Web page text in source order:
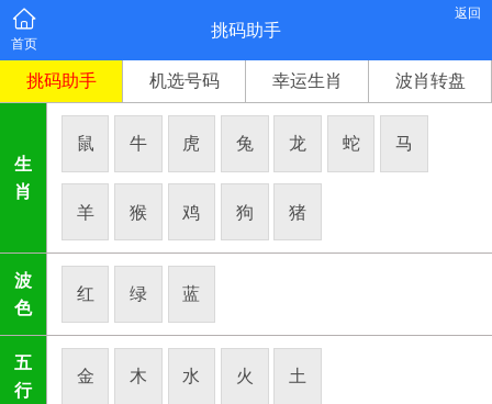
首页
挑码助手
返回
挑码助手 机选号码 幸运生肖 波肖转盘
生
肖
鼠 牛 虎 兔 龙 蛇 马
羊 猴 鸡 狗 猪
波
色
红 绿 蓝
五
行
金 木 水 火 土